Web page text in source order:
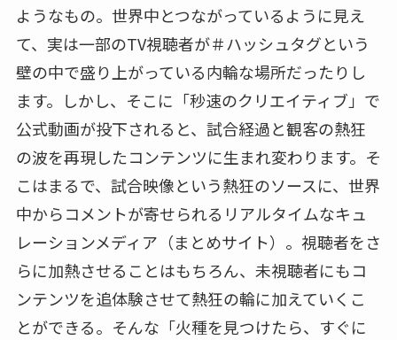
ようなもの。世界中とつながっているように見え
て、実は一部のTV視聴者が＃ハッシュタグという
壁の中で盛り上がっている内輪な場所だったりし
ます。しかし、そこに「秒速のクリエイティブ」で
公式動画が投下されると、試合経過と観客の熱狂
の波を再現したコンテンツに生まれ変わります。そ
こはまるで、試合映像という熱狂のソースに、世界
中からコメントが寄せられるリアルタイムなキュ
レーションメディア（まとめサイト）。視聴者をさ
らに加熱させることはもちろん、未視聴者にもコ
ンテンツを追体験させて熱狂の輪に加えていくこ
とができる。そんな「火種を見つけたら、すぐに